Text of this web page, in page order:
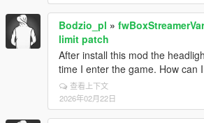
Bodzio_pl »
limit patch
After install this mod the
time I enter the game. How can
查看上下文
2026年02月22日